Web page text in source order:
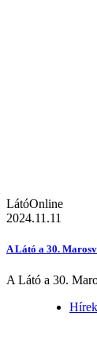
LátóOnline
2024.11.11
A Látó a 30.
A Látó a 30.
Hírek